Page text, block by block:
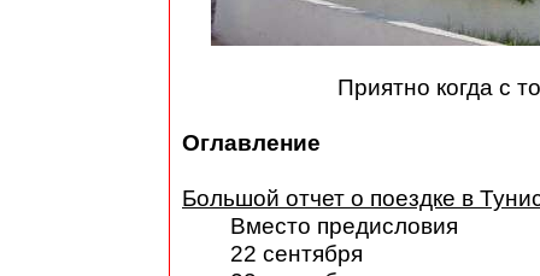
Приятно когда с
Оглавление
Большой отчет о поездке в
Вместо предисловия
22 сентября